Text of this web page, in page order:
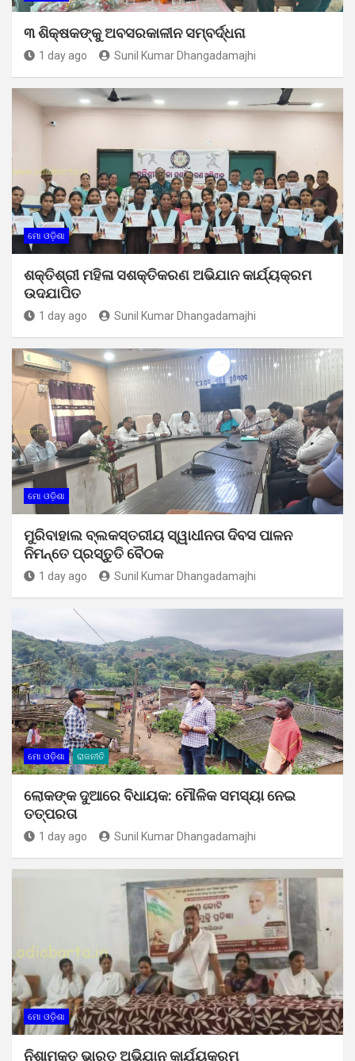
୩ ଶିକ୍ଷକଙ୍କୁ ଅବସରକାଳୀନ ସମ୍ବର୍ଦ୍ଧନା
1 day ago Sunil Kumar Dhangadamajhi
ମୋ ଓଡ଼ିଶା
ଶକ୍ତିଶ୍ରୀ ମହିଳା ସଶକ୍ତିକରଣ ଅଭିଯାନ କାର୍ଯ୍ୟକ୍ରମ
ଉଦଯାପିତ
1 day ago Sunil Kumar Dhangadamajhi
ମୋ ଓଡ଼ିଶା
ମୁରିବାହାଲ ବ୍ଲକସ୍ତରୀୟ ସ୍ୱାଧୀନତା ଦିବସ ପାଳନ
ନିମନ୍ତେ ପ୍ରସ୍ତୁତି ବୈଠକ
1 day ago Sunil Kumar Dhangadamajhi
ମୋ ଓଡ଼ିଶା ରାଜନୀତି
ଲୋକଙ୍କ ଦୁଆରେ ବିଧାୟକ: ମୌଳିକ ସମସ୍ୟା ନେଇ
ତତ୍ପରତା
1 day ago Sunil Kumar Dhangadamajhi
ମୋ ଓଡ଼ିଶା
ନିଶାମୁକ୍ତ ଭାରତ ଅଭିଯାନ କାର୍ଯ୍ୟକ୍ରମ